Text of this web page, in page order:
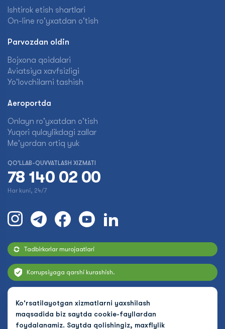
Ko'rsatilayotgan xizmatlarni yaxshilash
maqsadida biz saytda cookie-fayllardan
foydalanamiz. Saytda qolishingiz, maxfiylik
Ishtirok etish shartlari
On-line ro'yxatdan o'tish
Parvozdan oldin
Bojxona qoidalari
Aviatsiya xavfsizligi
Yo'lovchilarni tashish
Aeroportda
Onlayn ro'yxatdan o'tish
Yuqori qulaylikdagi zallar
Me'yordan ortiq yuk
QO'LLAB-QUVVATLASH XIZMATI
78 140 02 00
Har kuni, 24/7
Tadbirkorlar murojaatlari
Korrupsiyaga qarshi kurashish.